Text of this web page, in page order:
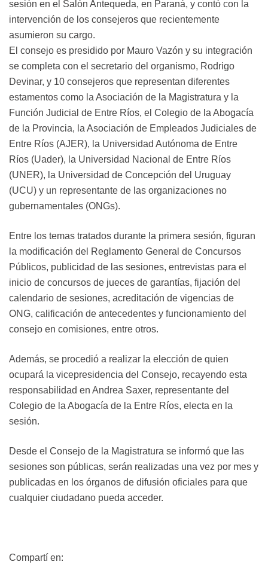
sesión en el Salón Antequeda, en Paraná, y contó con la
intervención de los consejeros que recientemente
asumieron su cargo.
El consejo es presidido por Mauro Vazón y su integración
se completa con el secretario del organismo, Rodrigo
Devinar, y 10 consejeros que representan diferentes
estamentos como la Asociación de la Magistratura y la
Función Judicial de Entre Ríos, el Colegio de la Abogacía
de la Provincia, la Asociación de Empleados Judiciales de
Entre Ríos (AJER), la Universidad Autónoma de Entre
Ríos (Uader), la Universidad Nacional de Entre Ríos
(UNER), la Universidad de Concepción del Uruguay
(UCU) y un representante de las organizaciones no
gubernamentales (ONGs).
Entre los temas tratados durante la primera sesión, figuran
la modificación del Reglamento General de Concursos
Públicos, publicidad de las sesiones, entrevistas para el
inicio de concursos de jueces de garantías, fijación del
calendario de sesiones, acreditación de vigencias de
ONG, calificación de antecedentes y funcionamiento del
consejo en comisiones, entre otros.
Además, se procedió a realizar la elección de quien
ocupará la vicepresidencia del Consejo, recayendo esta
responsabilidad en Andrea Saxer, representante del
Colegio de la Abogacía de la Entre Ríos, electa en la
sesión.
Desde el Consejo de la Magistratura se informó que las
sesiones son públicas, serán realizadas una vez por mes y
publicadas en los órganos de difusión oficiales para que
cualquier ciudadano pueda acceder.
Compartí en: